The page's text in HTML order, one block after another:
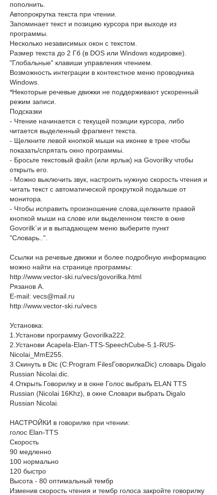
пополнить.
Автопрокрутка текста при чтении.
Запоминает текст и позицию курсора при выходе из
программы.
Несколько независимых окон с текстом.
Размер текста до 2 Гб (в DOS или Windows кодировке).
"Глобальные" клавиши управления чтением.
Возможность интеграции в контекстное меню проводника
Windows.
*Некоторые речевые движки не поддерживают ускоренный
режим записи.
Подсказки
- Чтение начинается с текущей позиции курсора, либо
читается выделенный фрагмент текста.
- Щелкните левой кнопкой мыши на иконке в трее чтобы
показать/спрятать окно программы.
- Бросьте текстовый файл (или ярлык) на Govorilkу чтобы
открыть его.
- Можно выключить звук, настроить нужную скорость чтения и
читать текст с автоматической прокруткой подальше от
монитора.
- Чтобы исправить произношение слова,щелкните правой
кнопкой мыши на слове или выделенном тексте в окне
Govorilk`и и в выпадающем меню выберите пункт
"Словарь..".
Ссылки на речевые движки и более подробную информацию
можно найти на странице программы:
http://www.vector-ski.ru/vecs/govorilka.html
Рязанов А.
E-mail: vecs@mail.ru
http://www.vector-ski.ru/vecs
Установка:
1.Установи программу Govorilka222.
2.Установи Acapela-Elan-TTS-SpeechCube-5.1-RUS-
Nicolai_MmE255.
3.Скинуть в Dic (C:Program FilesГоворилкаDic) словарь Digalo
Russian Nicolai.dic.
4.Открыть Говорилку и в окне Голос выбрать ELAN TTS
Russian (Nicolai 16Khz), в окне Словари выбрать Digalo
Russian Nicolai.
НАСТРОЙКИ в говорилке при чтении:
голос Elan-TTS
Скорость
90 медленно
100 нормально
120 быстро
Высота - 80 оптимальный тембр
Изменив скорость чтения и тембр голоса закройте говорилку